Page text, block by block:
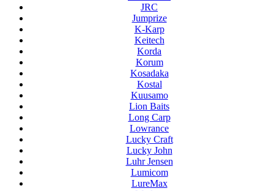
JRC
Jumprize
K-Karp
Keitech
Korda
Korum
Kosadaka
Kostal
Kuusamo
Lion Baits
Long Carp
Lowrance
Lucky Craft
Lucky John
Luhr Jensen
Lumicom
LureMax